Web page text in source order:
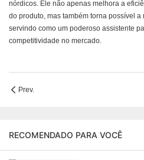
nórdicos. Ele não apenas melhora a
do produto, mas também torna possível
servindo como um poderoso assistente
competitividade no mercado.
Prev.
RECOMENDADO PARA VOCÊ